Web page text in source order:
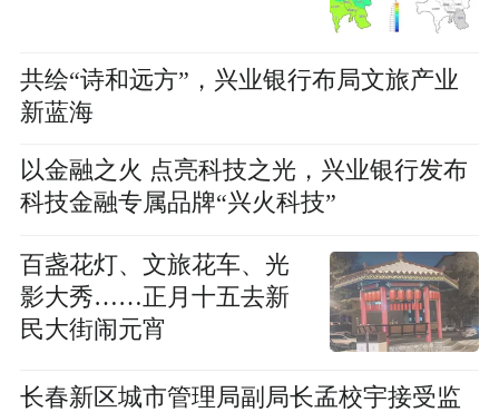
共绘“诗和远方”，兴业银行布局文旅产业
新蓝海
以金融之火 点亮科技之光，兴业银行发布
科技金融专属品牌“兴火科技”
百盏花灯、文旅花车、光
影大秀……正月十五去新
民大街闹元宵
长春新区城市管理局副局长孟校宇接受监